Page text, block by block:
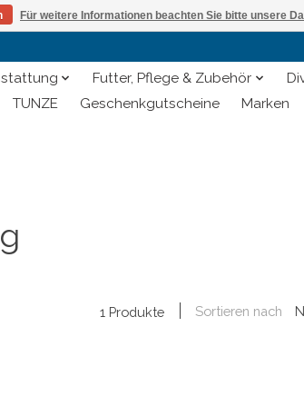
Futter, Pflege & Zubehör
TUNZE Geschenkgutscheine Marken
1 Produkte Sortieren nach
Für weitere Informationen beachten Sie bitte unsere